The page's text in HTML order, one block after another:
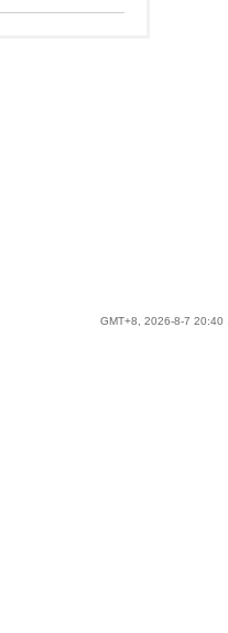
GMT+8, 2026-8-7 20:40